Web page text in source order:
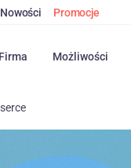
Nowości Promocje
Firma Możliwości